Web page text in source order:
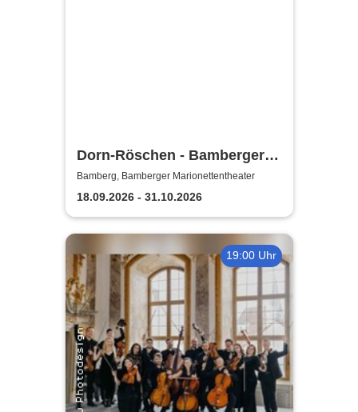
Dorn-Röschen - Bamberger
Marionettentheater
Bamberg, Bamberger Marionettentheater
18.09.2026 - 31.10.2026
19:00 Uhr